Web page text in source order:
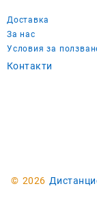
Доставка
За нас
Условия за
Контакти
© 2026